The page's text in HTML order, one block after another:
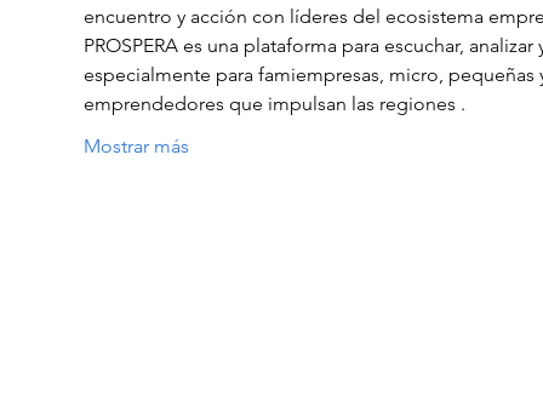
encuentro y acción con líderes del ecosistema
PROSPERA es una plataforma para escuchar,
especialmente para famiempresas, micro,
emprendedores que impulsan las regiones .
Mostrar más